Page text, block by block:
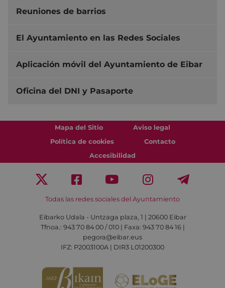
Reuniones de barrios
El Ayuntamiento en las Redes Sociales
Aplicación móvil del Ayuntamiento de Eibar
Oficina del DNI y Pasaporte
Mapa del Sitio
Aviso legal
Política de cookies
Contacto
Accesibilidad
Todas las redes sociales del Ayuntamiento
Eibarko Udala - Untzaga plaza, 1 | 20600 Eibar
Tfnoa.: 943 70 84 00 / 010 | Faxa: 943 70 84 16 |
pegora@eibar.eus
IFZ: P2003100A | DIR3 L01200300